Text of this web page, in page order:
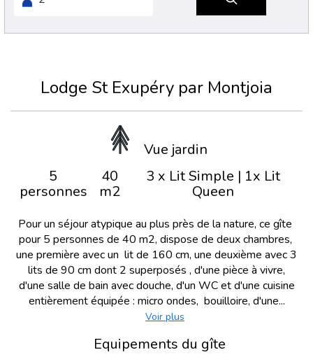
Lodge St Exupéry par Montjoia
Vue jardin
5
personnes
40
m2
3 x Lit Simple | 1x Lit
Queen
Pour un séjour atypique au plus près de la nature, ce gîte
pour 5 personnes de 40 m2, dispose de deux chambres,
une première avec un lit de 160 cm, une deuxième avec 3
lits de 90 cm dont 2 superposés , d'une pièce à vivre,
d'une salle de bain avec douche, d'un WC et d'une cuisine
entièrement équipée : micro ondes, bouilloire, d'une...
Voir plus
Equipements du gîte